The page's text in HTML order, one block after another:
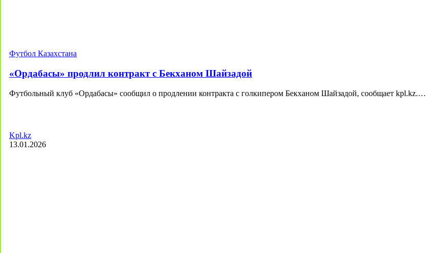
Футбол Казахстана
«Ордабасы» продлил контракт с Бекханом Шайзадой
Футбольный клуб «Ордабасы» сообщил о продлении контракта с голкипером Бекханом Шайзадой, сообщает kpl.kz.…
Kpl.kz
13.01.2026